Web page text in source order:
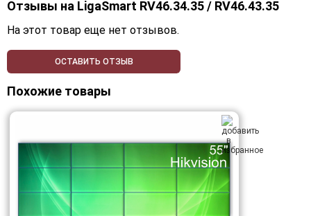
Отзывы на LigaSmart RV46.34.35 / RV46.43.35
На этот товар еще нет отзывов.
ОСТАВИТЬ ОТЗЫВ
Похожие товары